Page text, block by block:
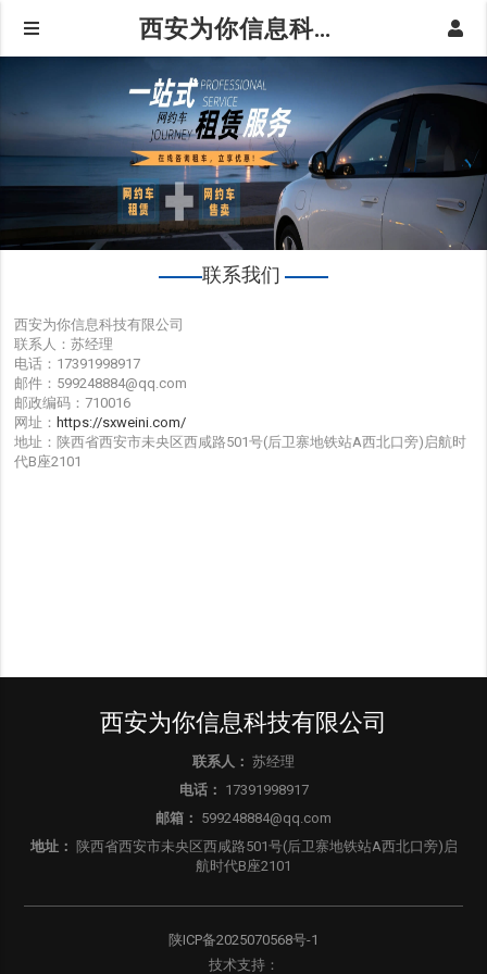
西安为你信息科技有限公司
联系我们
西安为你信息科技有限公司
联系人：苏经理
电话：17391998917
邮件：599248884@qq.com
邮政编码：710016
网址： https://sxweini.com/
地址：陕西省西安市未央区西咸路501号(后卫寨地铁站A西北口旁)启航时
代B座2101
西安为你信息科技有限公司
联系人： 苏经理
电话： 17391998917
邮箱： 599248884@qq.com
地址： 陕西省西安市未央区西咸路501号(后卫寨地铁站A西北口旁)启
航时代B座2101
陕ICP备2025070568号-1
技术支持：